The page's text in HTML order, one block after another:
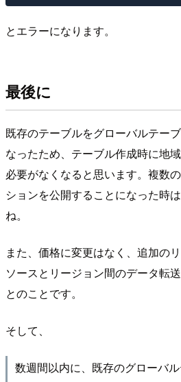
とエラーになります。
最後に
既存のテーブルをグローバルテー
なったため、テーブル作成時に地
必要がなくなると思います。複数
ションを公開することになった時
ね。
また、価格に変更はなく、追加の
ソースとリージョン間のデータ転
とのことです。
そして、
数週間以内に、既存のグローバ